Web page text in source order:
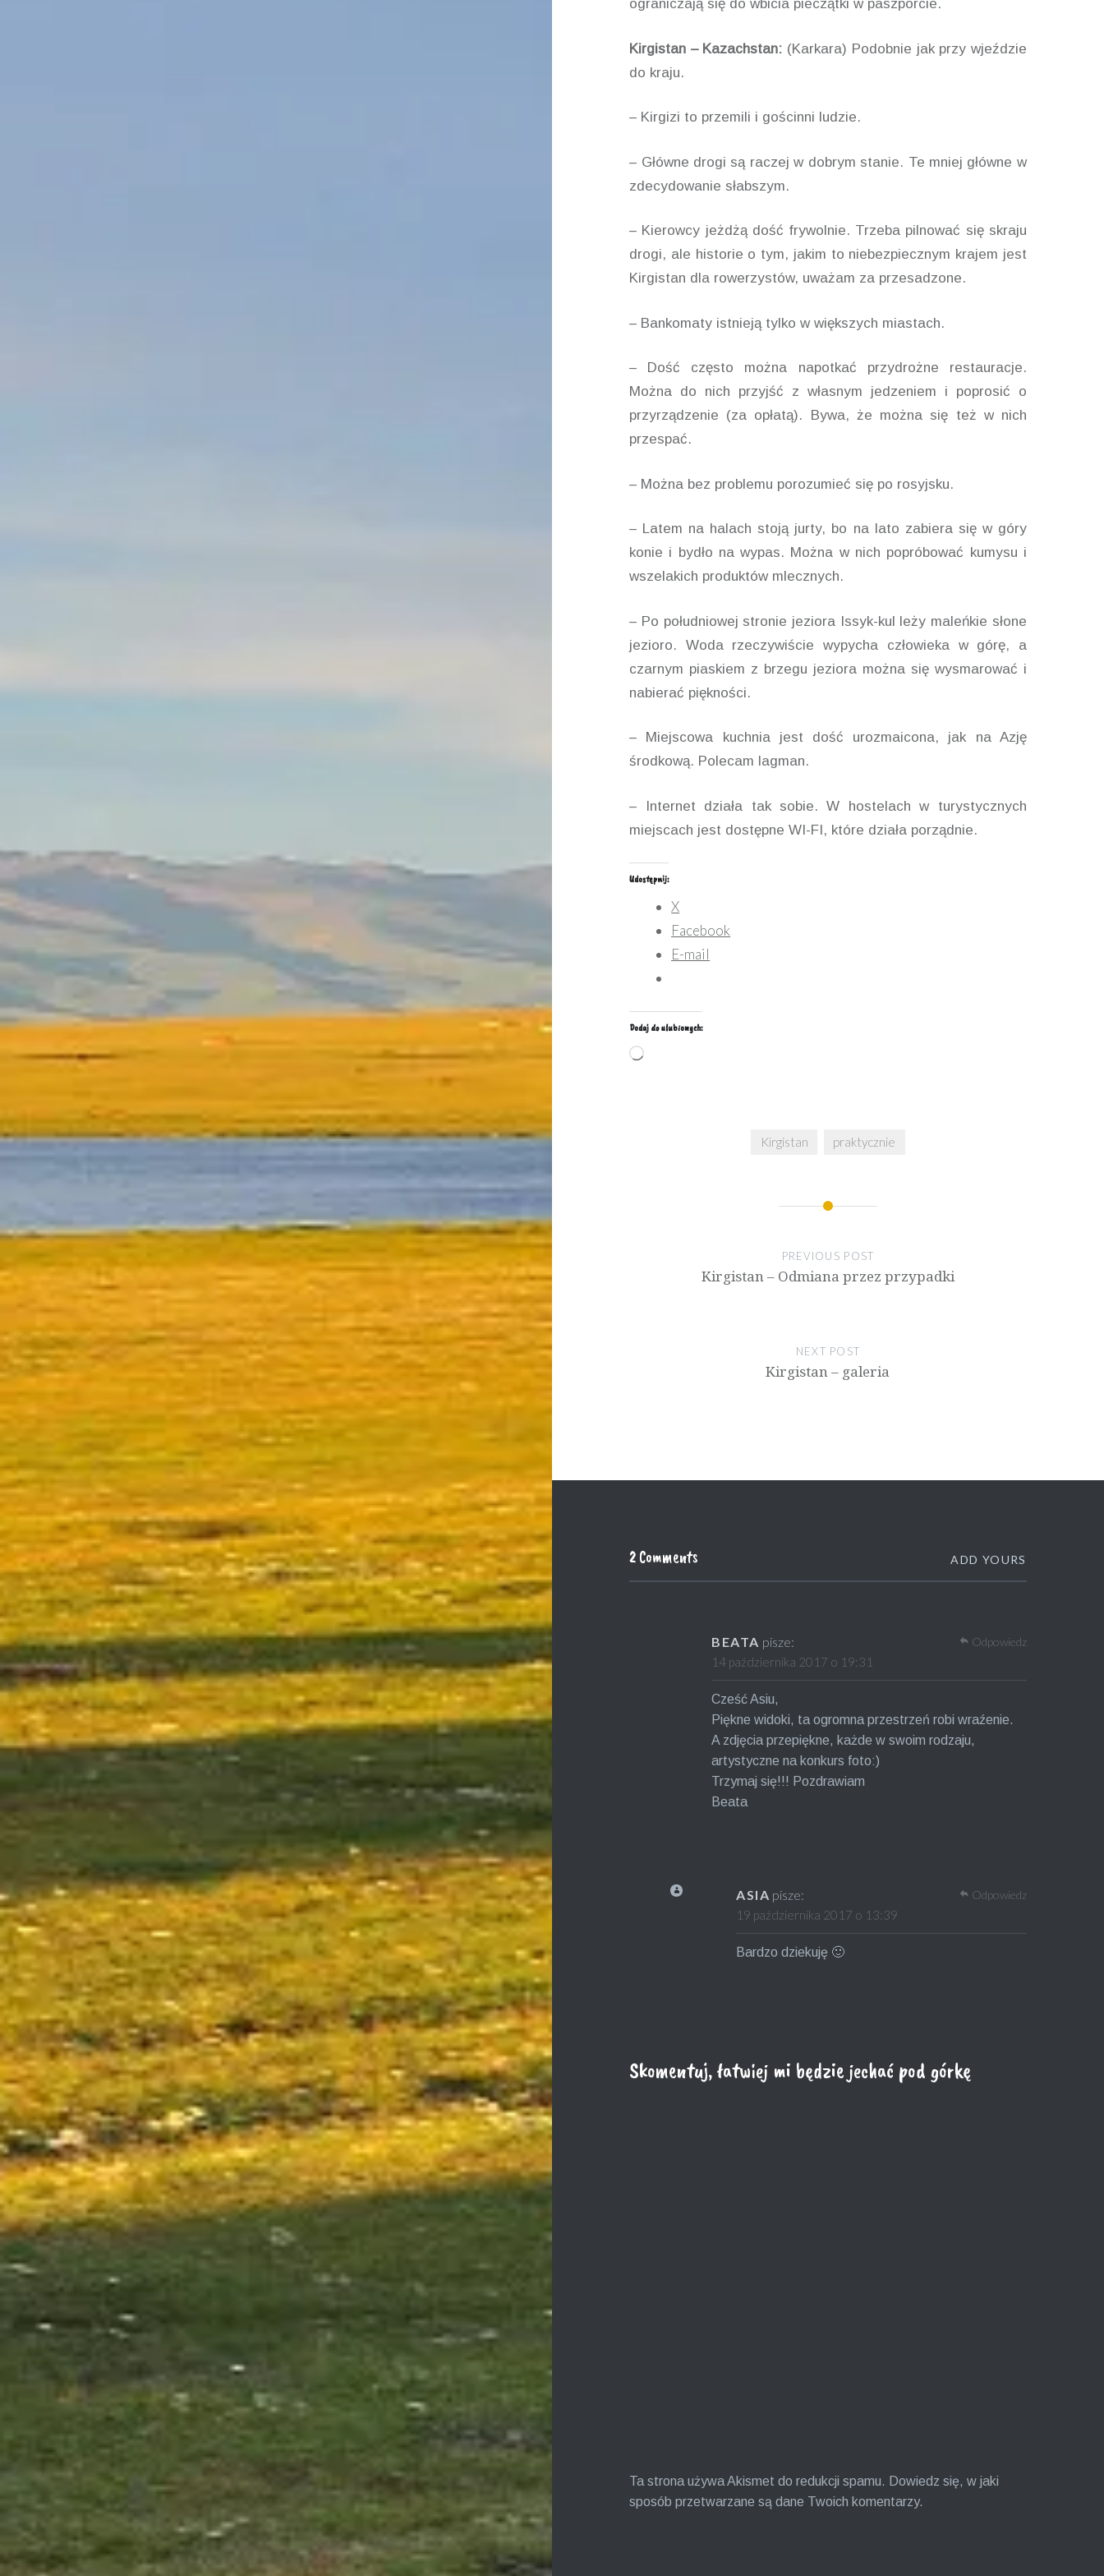
ograniczają się do wbicia pieczątki w paszporcie.
Kirgistan – Kazachstan: (Karkara) Podobnie jak przy wjeździe
do kraju.
– Kirgizi to przemili i gościnni ludzie.
– Główne drogi są raczej w dobrym stanie. Te mniej główne w
zdecydowanie słabszym.
– Kierowcy jeżdżą dość frywolnie. Trzeba pilnować się skraju
drogi, ale historie o tym, jakim to niebezpiecznym krajem jest
Kirgistan dla rowerzystów, uważam za przesadzone.
– Bankomaty istnieją tylko w większych miastach.
– Dość często można napotkać przydrożne restauracje.
Można do nich przyjść z własnym jedzeniem i poprosić o
przyrządzenie (za opłatą). Bywa, że można się też w nich
przespać.
– Można bez problemu porozumieć się po rosyjsku.
– Latem na halach stoją jurty, bo na lato zabiera się w góry
konie i bydło na wypas. Można w nich popróbować kumysu i
wszelakich produktów mlecznych.
– Po południowej stronie jeziora Issyk-kul leży maleńkie słone
jezioro. Woda rzeczywiście wypycha człowieka w górę, a
czarnym piaskiem z brzegu jeziora można się wysmarować i
nabierać piękności.
– Miejscowa kuchnia jest dość urozmaicona, jak na Azję
środkową. Polecam lagman.
– Internet działa tak sobie. W hostelach w turystycznych
miejscach jest dostępne WI-FI, które działa porządnie.
Udostępnij:
X
Facebook
E-mail
Dodaj do ulubionych:
Wczytywanie…
Kirgistan praktycznie
Nawigacja
wpisu
PREVIOUS POST
Kirgistan – Odmiana przez przypadki
NEXT POST
Kirgistan – galeria
2 Comments ADD YOURS
BEATA pisze:
14 października 2017 o 19:31
Cześć Asiu,
Piękne widoki, ta ogromna przestrzeń robi wraźenie.
A zdjęcia przepiękne, każde w swoim rodzaju,
artystyczne na konkurs foto:)
Trzymaj się!!! Pozdrawiam
Beata
Odpowiedz
ASIA pisze:
19 października 2017 o 13:39
Bardzo dziekuję 🙂
Odpowiedz
Skomentuj, łatwiej mi będzie jechać pod górkę
Ta strona używa Akismet do redukcji spamu. Dowiedz się, w jaki
sposób przetwarzane są dane Twoich komentarzy.